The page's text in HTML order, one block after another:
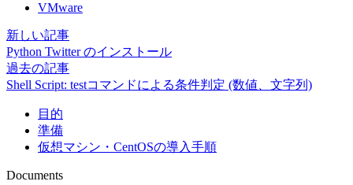
VMware
新しい記事
Python Twitter のインストール
過去の記事
Shell Script: testコマンドによる条件判定 (数値、文字列)
目的
準備
仮想マシン・CentOSの導入手順
Documents